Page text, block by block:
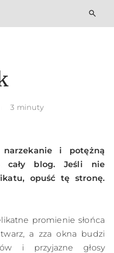
search
3 minuty
i potężną
cały blog. Jeśli nie
opuść tę stronę.
promienie słońca
a zza okna budzi
i przyjazne głosy